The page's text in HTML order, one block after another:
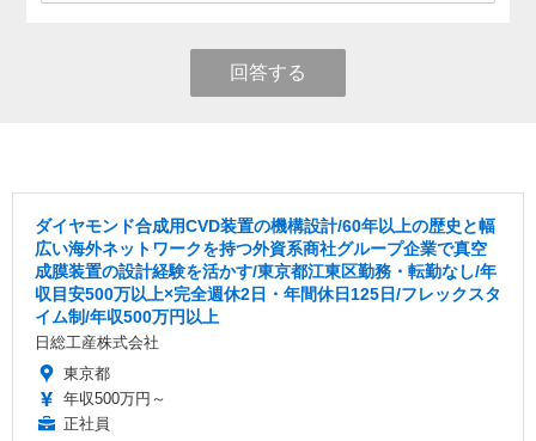
回答する
ダイヤモンド合成用CVD装置の機構設計/60年以上の歴史と幅
広い海外ネットワークを持つ外資系商社グループ企業で真空
成膜装置の設計経験を活かす/東京都江東区勤務・転勤なし/年
収目安500万以上×完全週休2日・年間休日125日/フレックスタ
イム制/年収500万円以上
日総工産株式会社
東京都
年収500万円～
正社員